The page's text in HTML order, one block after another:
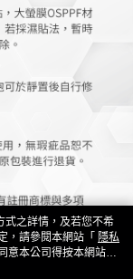
式之詳情，及若您不希
，請參閱本網站「 隱私
意本公司得按本網站使